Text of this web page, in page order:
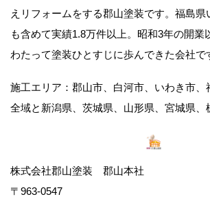
えリフォームをする郡山塗装です。福島県
も含めて実績1.8万件以上。昭和3年の開業
わたって塗装ひとすじに歩んできた会社で
施工エリア：郡山市、白河市、いわき市、
全域と新潟県、茨城県、山形県、宮城県、
株式会社郡山塗装 郡山本社
〒963-0547